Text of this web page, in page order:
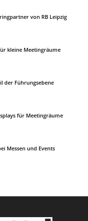
von RB Leipzig
kleine Meetingräume
der Führungsebene
für Meetingräume
Messen und Events